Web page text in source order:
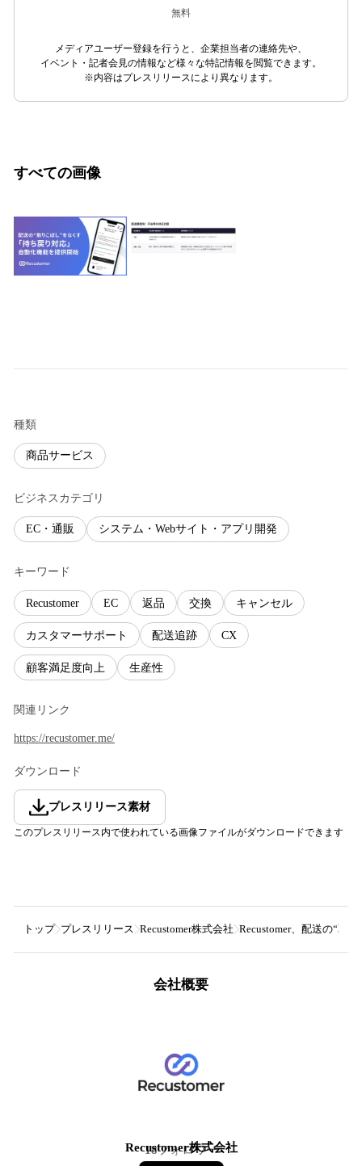
無料
メディアユーザー登録を行うと、企業担当者の連絡先や、
イベント・記者会見の情報など様々な特記情報を閲覧できます。
※内容はプレスリリースにより異なります。
すべての画像
種類
商品サービス
ビジネスカテゴリ
EC・通販 システム・Webサイト・アプリ開発
キーワード
Recustomer EC 返品 交換 キャンセル
カスタマーサポート 配送追跡 CX
顧客満足度向上 生産性
関連リンク
https://recustomer.me/
ダウンロード
プレスリリース素材
このプレスリリース内で使われている画像ファイルがダウンロードできます
トップ プレスリリース Recustomer株式会社 Recustomer、配送の“取
会社概要
Recustomer株式会社
18フォロワー